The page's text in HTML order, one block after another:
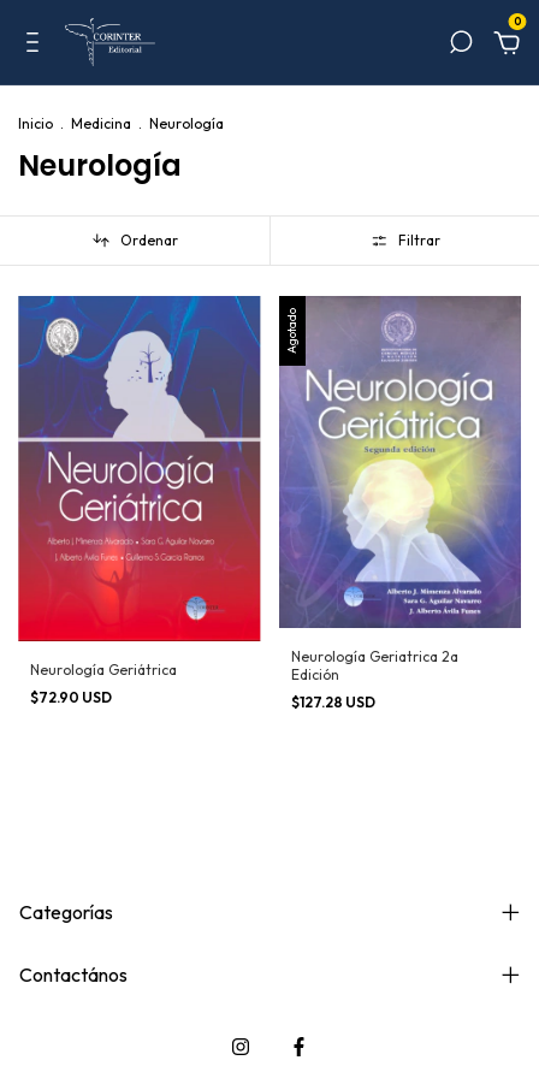
0
Inicio . Medicina . Neurología
Neurología
Ordenar Filtrar
Neurología Geriátrica
$72.90 USD
Agotado
Neurología Geriatrica 2a
Edición
$127.28 USD
Categorías
Contactános